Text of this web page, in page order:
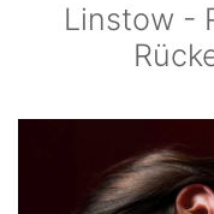
Linstow -